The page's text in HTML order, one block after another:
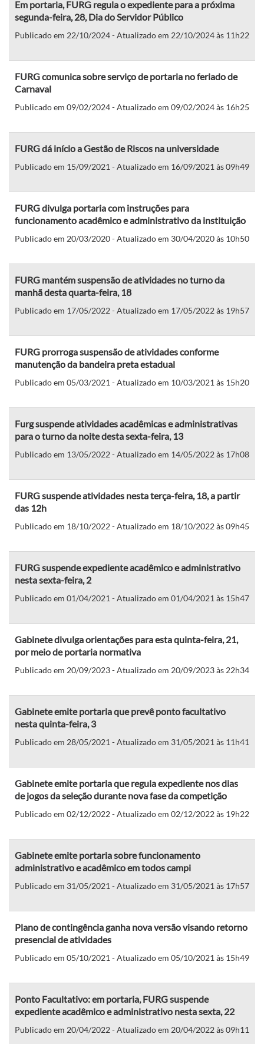
Em portaria, FURG regula o expediente para a próxima
segunda-feira, 28, Dia do Servidor Público
Publicado em 22/10/2024 - Atualizado em 22/10/2024 às 11h22
FURG comunica sobre serviço de portaria no feriado de
Carnaval
Publicado em 09/02/2024 - Atualizado em 09/02/2024 às 16h25
FURG dá início a Gestão de Riscos na universidade
Publicado em 15/09/2021 - Atualizado em 16/09/2021 às 09h49
FURG divulga portaria com instruções para
funcionamento acadêmico e administrativo da instituição
Publicado em 20/03/2020 - Atualizado em 30/04/2020 às 10h50
FURG mantém suspensão de atividades no turno da
manhã desta quarta-feira, 18
Publicado em 17/05/2022 - Atualizado em 17/05/2022 às 19h57
FURG prorroga suspensão de atividades conforme
manutenção da bandeira preta estadual
Publicado em 05/03/2021 - Atualizado em 10/03/2021 às 15h20
Furg suspende atividades acadêmicas e administrativas
para o turno da noite desta sexta-feira, 13
Publicado em 13/05/2022 - Atualizado em 14/05/2022 às 17h08
FURG suspende atividades nesta terça-feira, 18, a partir
das 12h
Publicado em 18/10/2022 - Atualizado em 18/10/2022 às 09h45
FURG suspende expediente acadêmico e administrativo
nesta sexta-feira, 2
Publicado em 01/04/2021 - Atualizado em 01/04/2021 às 15h47
Gabinete divulga orientações para esta quinta-feira, 21,
por meio de portaria normativa
Publicado em 20/09/2023 - Atualizado em 20/09/2023 às 22h34
Gabinete emite portaria que prevê ponto facultativo
nesta quinta-feira, 3
Publicado em 28/05/2021 - Atualizado em 31/05/2021 às 11h41
Gabinete emite portaria que regula expediente nos dias
de jogos da seleção durante nova fase da competição
Publicado em 02/12/2022 - Atualizado em 02/12/2022 às 19h22
Gabinete emite portaria sobre funcionamento
administrativo e acadêmico em todos campi
Publicado em 31/05/2021 - Atualizado em 31/05/2021 às 17h57
Plano de contingência ganha nova versão visando retorno
presencial de atividades
Publicado em 05/10/2021 - Atualizado em 05/10/2021 às 15h49
Ponto Facultativo: em portaria, FURG suspende
expediente acadêmico e administrativo nesta sexta, 22
Publicado em 20/04/2022 - Atualizado em 20/04/2022 às 09h11